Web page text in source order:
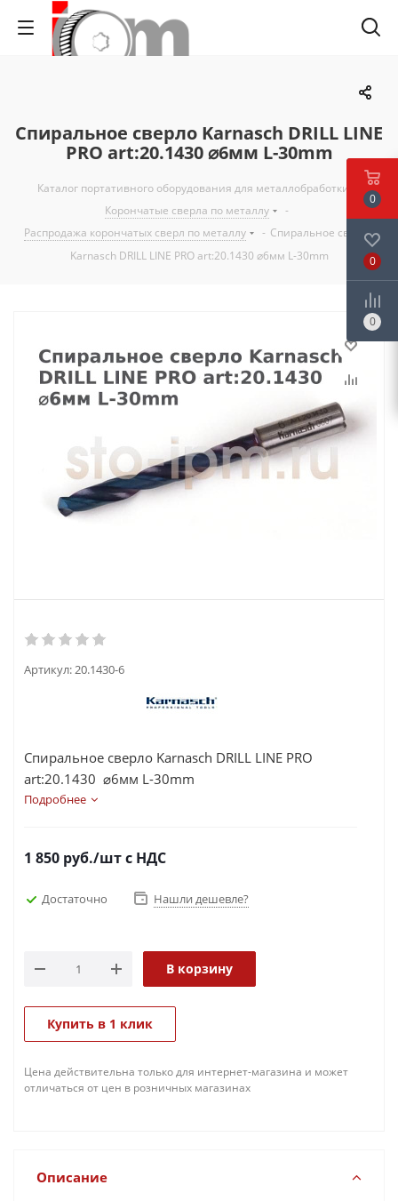
Спиральное сверло Karnasch DRILL LINE
PRO art:20.1430 ⌀6мм L-30mm
Каталог портативного оборудования для металлобработки
Корончатые сверла по металлу
-
Распродажа корончатых сверл по металлу
- Спиральное сверло
Karnasch DRILL LINE PRO art:20.1430 ⌀6мм L-30mm
Артикул:20.1430-6
Спиральное сверло Karnasch DRILL LINE PRO
art:20.1430 ⌀6мм L-30mm
Подробнее
1 850 руб./штс НДС
Достаточно Нашли дешевле?
В корзину
Купить в 1 клик
Цена действительна только для интернет-магазина и может
отличаться от цен в розничных магазинах
Описание
0
0
0